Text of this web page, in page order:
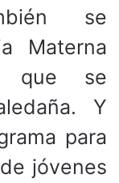
se
Materna
que se
Y
para
jóvenes